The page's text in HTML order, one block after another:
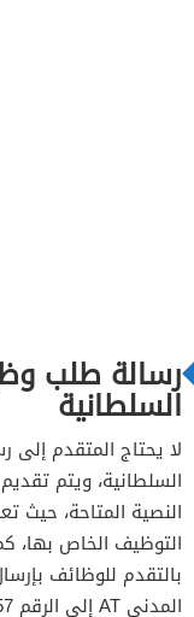
رسالة طلب
السلطانية
لا يحتاج المتقدم
السلطانية، ويتم
النصية المتاحة، حيث
التوظيف الخاص بها،
بالتقدم للوظائف